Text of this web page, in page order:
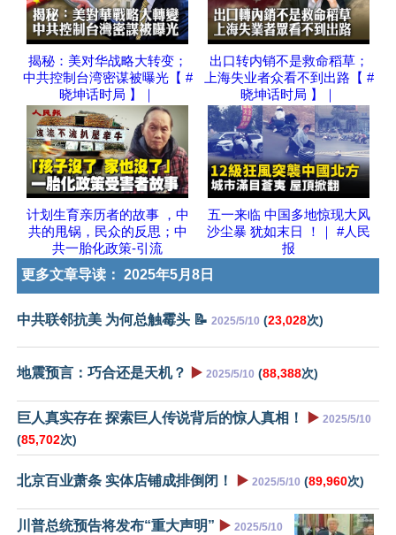
揭秘：美对华战略大转变；
中共控制台湾密谋被曝光【 #
晓坤话时局 】｜
出口转内销不是救命稻草；
上海失业者众看不到出路【 #
晓坤话时局 】｜
计划生育亲历者的故事 ，中
共的甩锅，民众的反思；中
共一胎化政策-引流
五一来临 中国多地惊现大风
沙尘暴 犹如末日 ！｜ #人民
报
更多文章导读： 2025年5月8日
中共联邻抗美 为何总触霉头 📝 2025/5/10 (23,028次)
地震预言：巧合还是天机？ ▶️ 2025/5/10 (88,388次)
巨人真实存在 探索巨人传说背后的惊人真相！ ▶️ 2025/5/10
(85,702次)
北京百业萧条 实体店铺成排倒闭！ ▶️ 2025/5/10 (89,960次)
川普总统预告将发布“重大声明” ▶️ 2025/5/10